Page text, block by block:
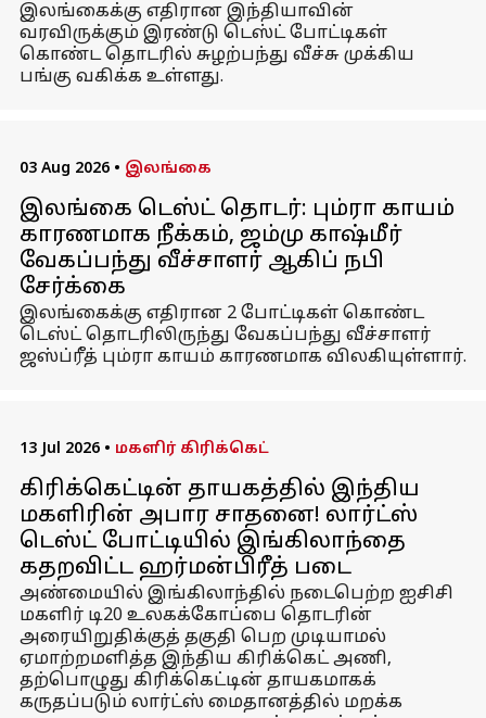
இலங்கைக்கு எதிரான இந்தியாவின்
வரவிருக்கும் இரண்டு டெஸ்ட் போட்டிகள்
கொண்ட தொடரில் சுழற்பந்து வீச்சு முக்கிய
பங்கு வகிக்க உள்ளது.
03 Aug 2026 • இலங்கை
இலங்கை டெஸ்ட் தொடர்: பும்ரா காயம்
காரணமாக நீக்கம், ஜம்மு காஷ்மீர்
வேகப்பந்து வீச்சாளர் ஆகிப் நபி
சேர்க்கை
இலங்கைக்கு எதிரான 2 போட்டிகள் கொண்ட
டெஸ்ட் தொடரிலிருந்து வேகப்பந்து வீச்சாளர்
ஜஸ்ப்ரீத் பும்ரா காயம் காரணமாக விலகியுள்ளார்.
13 Jul 2026 • மகளிர் கிரிக்கெட்
கிரிக்கெட்டின் தாயகத்தில் இந்திய
மகளிரின் அபார சாதனை! லார்ட்ஸ்
டெஸ்ட் போட்டியில் இங்கிலாந்தை
கதறவிட்ட ஹர்மன்பிரீத் படை
அண்மையில் இங்கிலாந்தில் நடைபெற்ற ஐசிசி
மகளிர் டி20 உலகக்கோப்பை தொடரின்
அரையிறுதிக்குத் தகுதி பெற முடியாமல்
ஏமாற்றமளித்த இந்திய கிரிக்கெட் அணி,
தற்பொழுது கிரிக்கெட்டின் தாயகமாகக்
கருதப்படும் லார்ட்ஸ் மைதானத்தில் மறக்க